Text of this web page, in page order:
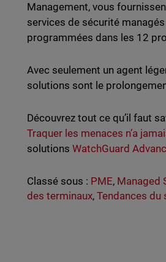
Management, vous
services de sécurité
programmées dans les 12
Avec seulement un agent
solutions sont le
Découvrez tout ce qu’il faut
Traquer les menaces n’a
solutionsWatchGuard
Classé sous : PME, Managed
des terminaux,Tendances du